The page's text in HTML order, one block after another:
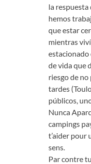
la respuesta
hemos
que estar
mientras
estacionado
de vida que
riesgo de
tardes
públicos,
Nunca
campings
t’aider pour
sens.
Par contre